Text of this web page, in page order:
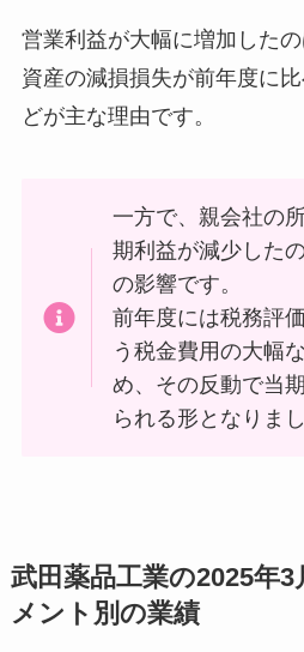
営業利益が大幅に増加した
資産の減損損失が前年度に
どが主な理由です。
一方で、親会社の
期利益が減少した
の影響です。
前年度には税務評
う税金費用の大幅
め、その反動で当
られる形となりまし
武田薬品工業の2025年
メント別の業績